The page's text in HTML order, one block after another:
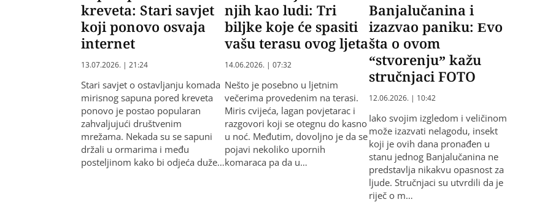
kreveta: Stari savjet
koji ponovo osvaja
internet
13.07.2026. | 21:24
Stari savjet o ostavljanju komada
mirisnog sapuna pored kreveta
ponovo je postao popularan
zahvaljujući društvenim
mrežama. Nekada su se sapuni
držali u ormarima i među
posteljinom kako bi odjeća duže…
njih kao ludi: Tri
biljke koje će spasiti
vašu terasu ovog ljeta
14.06.2026. | 07:32
Nešto je posebno u ljetnim
večerima provedenim na terasi.
Miris cvijeća, lagan povjetarac i
razgovori koji se otegnu do kasno
u noć. Međutim, dovoljno je da se
pojavi nekoliko upornih
komaraca pa da u…
Banjalučanina i
izazvao paniku: Evo
šta o ovom
“stvorenju” kažu
stručnjaci FOTO
12.06.2026. | 10:42
Iako svojim izgledom i veličinom
može izazvati nelagodu, insekt
koji je ovih dana pronađen u
stanu jednog Banjalučanina ne
predstavlja nikakvu opasnost za
ljude. Stručnjaci su utvrdili da je
riječ o m…